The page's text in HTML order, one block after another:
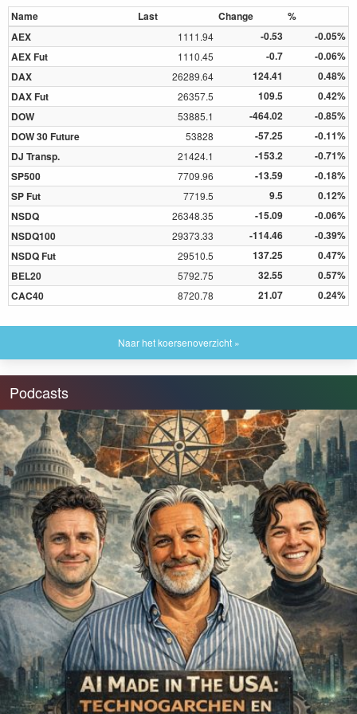
Name Last Change
%
AEX
1111.94 -0.53
-0.05%
AEX Fut
1110.45 -0.7
-0.06%
DAX
26289.64 124.41
0.48%
DAX Fut
26357.5 109.5
0.42%
DOW
53885.1 -464.02
-0.85%
DOW 30 Future
53828 -57.25
-0.11%
DJ Transp.
21424.1 -153.2
-0.71%
SP500
7709.96 -13.59
-0.18%
SP Fut
7719.5 9.5
0.12%
NSDQ
26348.35 -15.09
-0.06%
NSDQ100
29373.33 -114.46
-0.39%
NSDQ Fut
29510.5 137.25
0.47%
BEL20
5792.75 32.55
0.57%
CAC40
8720.78 21.07 0.24%
Naar het koersenoverzicht »
Podcasts